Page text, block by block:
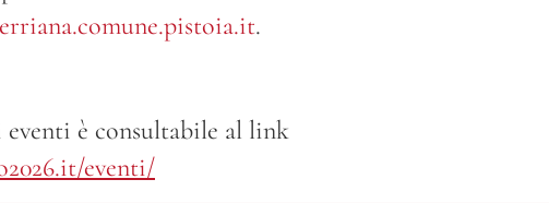
.
è consultabile al link
eventi/